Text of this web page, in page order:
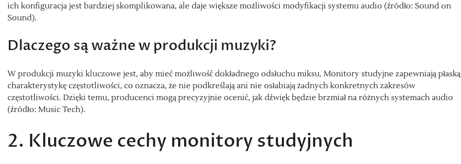
ich konfiguracja jest bardziej skomplikowana, ale daje większe możliwości modyfikacji systemu audio (źródło: Sound on
Sound).
Dlaczego są ważne w produkcji muzyki?
W produkcji muzyki kluczowe jest, aby mieć możliwość dokładnego odsłuchu miksu. Monitory studyjne zapewniają płaską
charakterystykę częstotliwości, co oznacza, że nie podkreślają ani nie osłabiają żadnych konkretnych zakresów
częstotliwości. Dzięki temu, producenci mogą precyzyjnie ocenić, jak dźwięk będzie brzmiał na różnych systemach audio
(źródło: Music Tech).
2. Kluczowe cechy monitory studyjnych